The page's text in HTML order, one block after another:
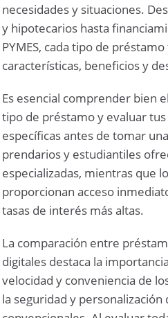
necesidades y situaciones.
y hipotecarios hasta
PYMES, cada tipo de
características, beneficios y
Es esencial comprender bien
tipo de préstamo y evaluar
específicas antes de tomar
prendarios y estudiantiles
especializadas, mientras que
proporcionan acceso
tasas de interés más altas.
La comparación entre
digitales destaca la
velocidad y conveniencia de
la seguridad y